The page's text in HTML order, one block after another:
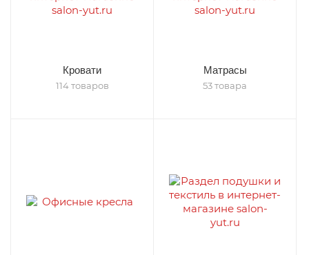
Кровати
114 товаров
Матрасы
53 товара